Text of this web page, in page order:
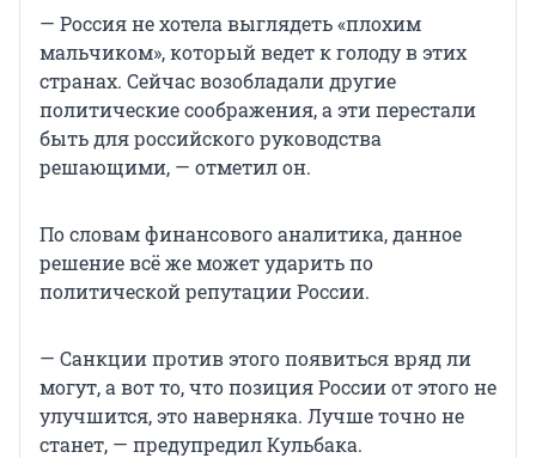
— Россия не хотела выглядеть «плохим
мальчиком», который ведет к голоду в этих
странах. Сейчас возобладали другие
политические соображения, а эти перестали
быть для российского руководства
решающими, — отметил он.
По словам финансового аналитика, данное
решение всё же может ударить по
политической репутации России.
— Санкции против этого появиться вряд ли
могут, а вот то, что позиция России от этого не
улучшится, это наверняка. Лучше точно не
станет, — предупредил Кульбака.